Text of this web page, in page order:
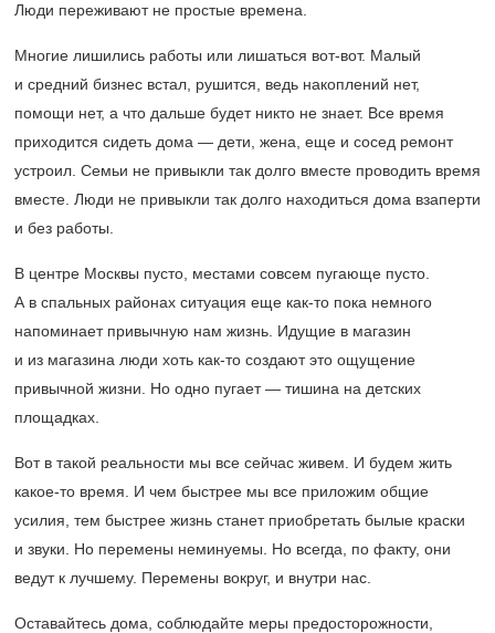
Люди переживают не простые времена.
Многие лишились работы или лишаться вот-вот. Малый
и средний бизнес встал, рушится, ведь накоплений нет,
помощи нет, а что дальше будет никто не знает. Все время
приходится сидеть дома — дети, жена, еще и сосед ремонт
устроил. Семьи не привыкли так долго вместе проводить время
вместе. Люди не привыкли так долго находиться дома взаперти
и без работы.
В центре Москвы пусто, местами совсем пугающе пусто.
А в спальных районах ситуация еще как-то пока немного
напоминает привычную нам жизнь. Идущие в магазин
и из магазина люди хоть как-то создают это ощущение
привычной жизни. Но одно пугает — тишина на детских
площадках.
Вот в такой реальности мы все сейчас живем. И будем жить
какое-то время. И чем быстрее мы все приложим общие
усилия, тем быстрее жизнь станет приобретать былые краски
и звуки. Но перемены неминуемы. Но всегда, по факту, они
ведут к лучшему. Перемены вокруг, и внутри нас.
Оставайтесь дома, соблюдайте меры предосторожности,